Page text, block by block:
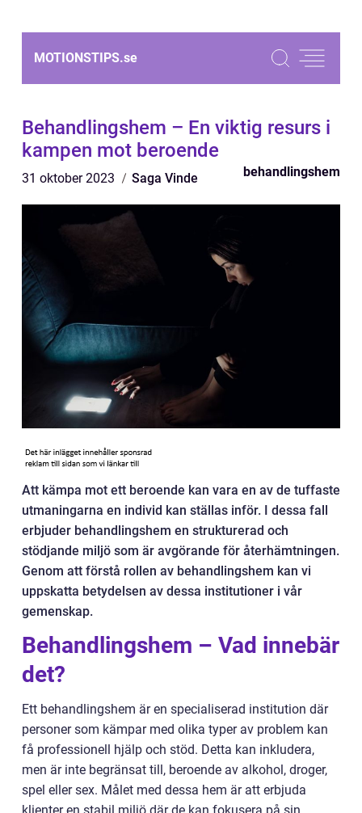
MOTIONSTIPS.se
Behandlingshem – En viktig resurs i
kampen mot beroende
31 oktober 2023 Saga Vinde behandlingshem
Att kämpa mot ett beroende kan vara en av de tuffaste
utmaningarna en individ kan ställas inför. I dessa fall
erbjuder behandlingshem en strukturerad och
stödjande miljö som är avgörande för återhämtningen.
Genom att förstå rollen av behandlingshem kan vi
uppskatta betydelsen av dessa institutioner i vår
gemenskap.
Behandlingshem – Vad innebär
det?
Ett behandlingshem är en specialiserad institution där
personer som kämpar med olika typer av problem kan
få professionell hjälp och stöd. Detta kan inkludera,
men är inte begränsat till, beroende av alkohol, droger,
spel eller sex. Målet med dessa hem är att erbjuda